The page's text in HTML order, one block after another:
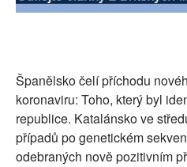
Španělsko čelí příchodu
koronaviru: Toho, který byl
republice. Katalánsko ve
případů po genetickém
odebraných nově pozitivním